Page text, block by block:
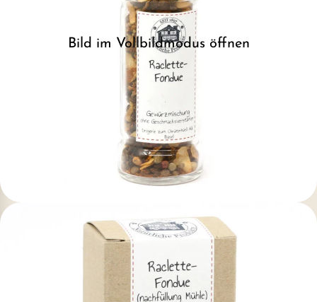
Bild im Vollbildmodus öffnen